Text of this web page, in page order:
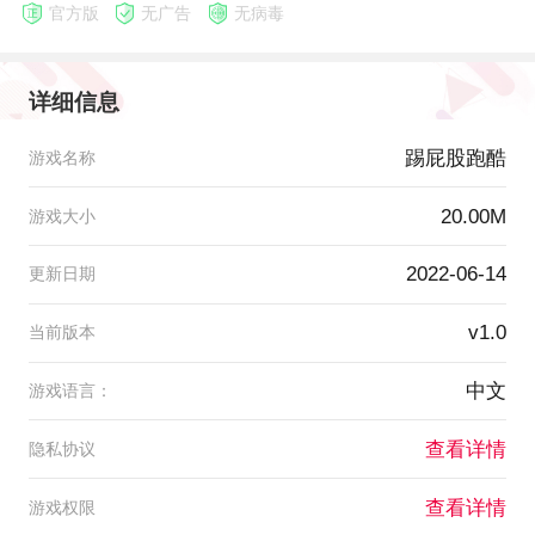
官方版 无广告 无病毒
详细信息
游戏名称 踢屁股跑酷
游戏大小 20.00M
更新日期 2022-06-14
当前版本 v1.0
游戏语言： 中文
隐私协议 查看详情
游戏权限 查看详情